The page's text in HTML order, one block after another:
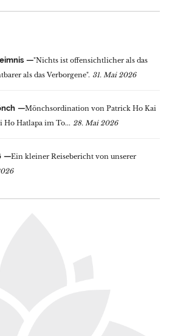
"Nichts ist offensichtlicher als das
als das Verborgene". 31. Mai 2026
Mönchsordination von Patrick Ho Kai
Ho Hatlapa im To... 28. Mai 2026
Ein kleiner Reisebericht von unserer